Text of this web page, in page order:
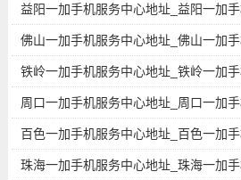
售后维修点查询
益阳一加手机服务中心地址_益阳一加
询
佛山一加手机服务中心地址_佛山一加
询
铁岭一加手机服务中心地址_铁岭一加
询
周口一加手机服务中心地址_周口一加
询
百色一加手机服务中心地址_百色一加
询
珠海一加手机服务中心地址_珠海一加